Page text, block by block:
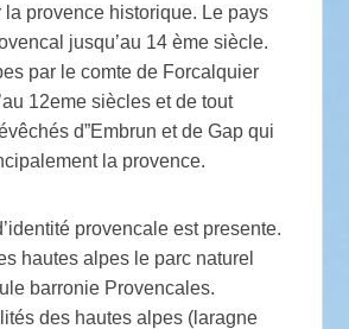
la provence historique. Le pays
jusqu’au 14 ème siècle.
par le comte de Forcalquier
12eme siècles et de tout
d”Embrun et de Gap qui
la provence.
provencale est presente.
hautes alpes le parc naturel
barronie Provencales.
des hautes alpes (laragne